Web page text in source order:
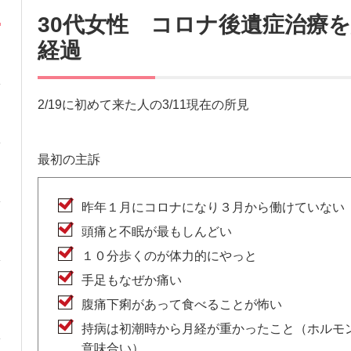
30代女性 コロナ後遺症治療
経過
2/19に初めて来た人の3/11現在の所見
最初の主訴
昨年１月にコロナになり３月から働けていない
頭痛と不眠が最もしんどい
１０分歩くのが体力的にやっと
手足もなぜか痛い
腹痛下痢があって食べることが怖い
持病は初潮時から月経が重かったこと（ホルモ
意味合い）